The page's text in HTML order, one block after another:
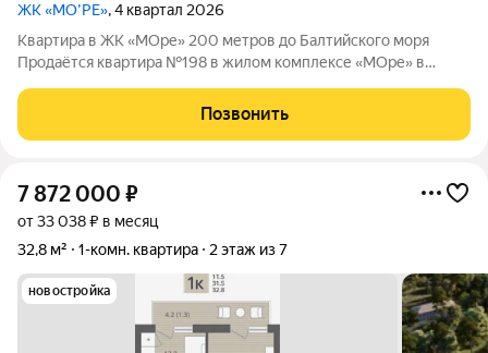
ЖК «МО’РЕ», 4 квартал 2026
Квартира в ЖК «МОре» 200 метров до Балтийского моря
Продаётся квартира №198 в жилом комплексе «МОре» в
Позвонить
7 872 000 ₽
от 33 038 ₽ в месяц
32,8 м²
1-комн. квартира 2 этаж из 7
новостройка